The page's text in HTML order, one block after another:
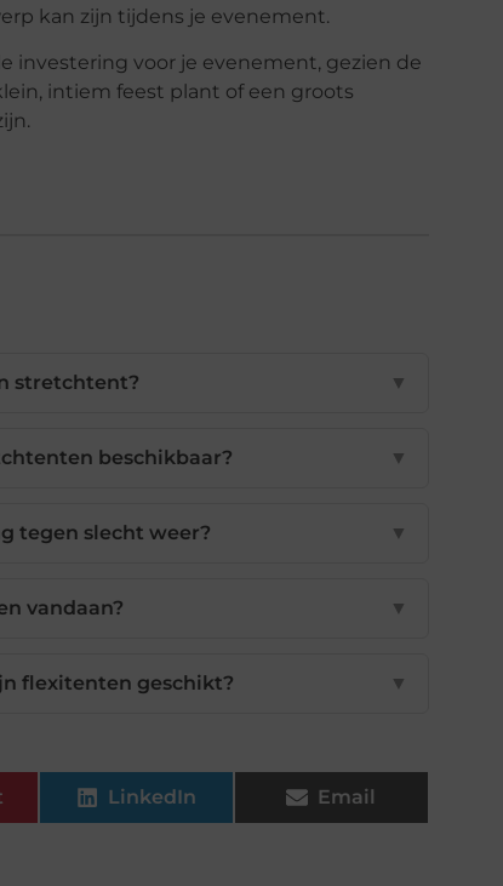
kan zijn tijdens je evenement.
investering voor je evenement, gezien de
intiem feest plant of een groots
stretchtent? ▼
beschikbaar? ▼
tegen slecht weer? ▼
vandaan? ▼
flexitenten geschikt? ▼
LinkedIn Email